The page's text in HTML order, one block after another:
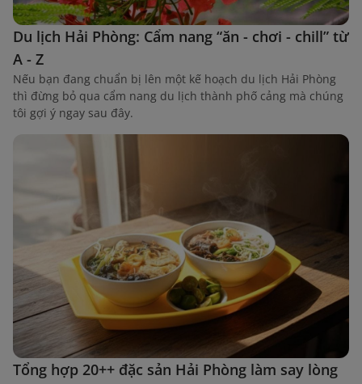
Du lịch Hải Phòng: Cẩm nang “ăn - chơi - chill” từ
A - Z
Nếu bạn đang chuẩn bị lên một kế hoạch du lịch Hải Phòng
thì đừng bỏ qua cẩm nang du lịch thành phố cảng mà chúng
tôi gợi ý ngay sau đây.
Tổng hợp 20++ đặc sản Hải Phòng làm say lòng